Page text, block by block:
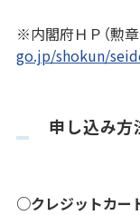
※内閣府ＨＰ（勲
go.jp/shokun/
申し込み
○クレジットカー